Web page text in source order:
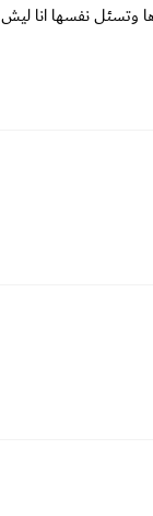
وتسئل نفسها انا ليش